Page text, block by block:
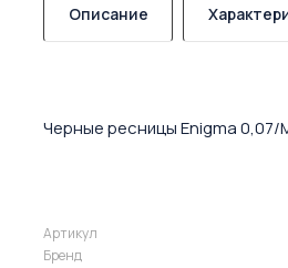
Описание
Черные ресницы Enigma 0,07/
Артикул
Бренд